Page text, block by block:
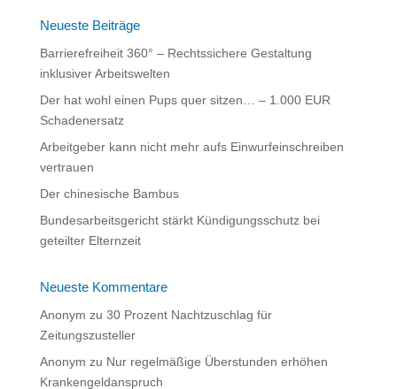
n
v
e
:
Neueste Beiträge
Barrierefreiheit 360° – Rechtssichere Gestaltung
inklusiver Arbeitswelten
Der hat wohl einen Pups quer sitzen… – 1.000 EUR
Schadenersatz
Arbeitgeber kann nicht mehr aufs Einwurfeinschreiben
vertrauen
Der chinesische Bambus
Bundesarbeitsgericht stärkt Kündigungsschutz bei
geteilter Elternzeit
Neueste Kommentare
Anonym zu 30 Prozent Nachtzuschlag für
Zeitungszusteller
Anonym zu Nur regelmäßige Überstunden erhöhen
Krankengeldanspruch